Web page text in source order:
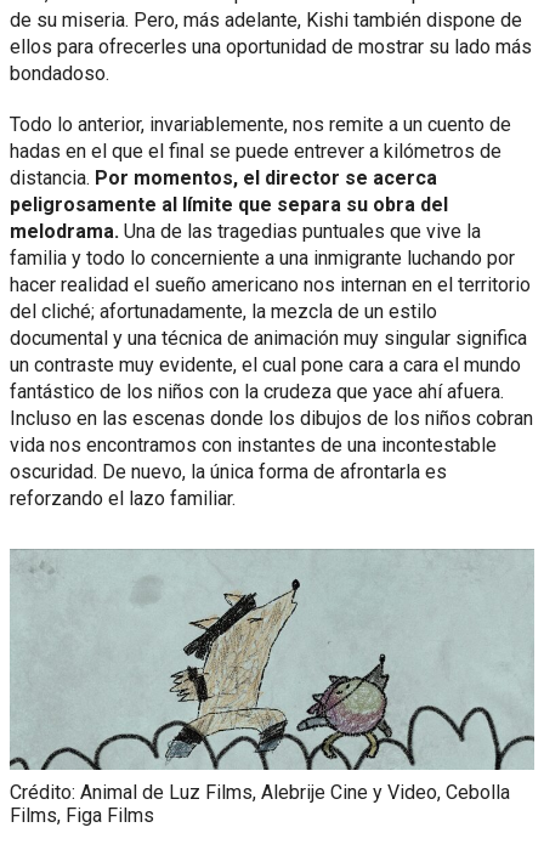
de su miseria. Pero, más adelante, Kishi también dispone de
ellos para ofrecerles una oportunidad de mostrar su lado más
bondadoso.
Todo lo anterior, invariablemente, nos remite a un cuento de
hadas en el que el final se puede entrever a kilómetros de
distancia. Por momentos, el director se acerca
peligrosamente al límite que separa su obra del
melodrama. Una de las tragedias puntuales que vive la
familia y todo lo concerniente a una inmigrante luchando por
hacer realidad el sueño americano nos internan en el territorio
del cliché; afortunadamente, la mezcla de un estilo
documental y una técnica de animación muy singular significa
un contraste muy evidente, el cual pone cara a cara el mundo
fantástico de los niños con la crudeza que yace ahí afuera.
Incluso en las escenas donde los dibujos de los niños cobran
vida nos encontramos con instantes de una incontestable
oscuridad. De nuevo, la única forma de afrontarla es
reforzando el lazo familiar.
Crédito: Animal de Luz Films, Alebrije Cine y Video, Cebolla
Films, Figa Films